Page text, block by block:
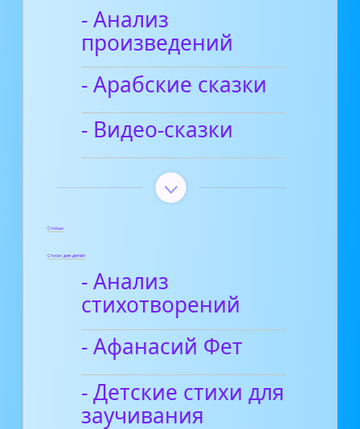
- Анализ
произведений
- Арабские сказки
- Видео-сказки
Статьи
Стихи для детей
- Анализ
стихотворений
- Афанасий Фет
- Детские стихи для
заучивания